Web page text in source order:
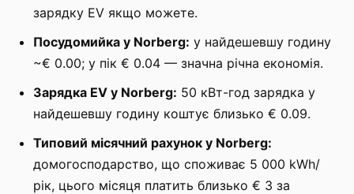
зарядку EV якщо можете.
Посудомийка у Norberg: у найдешевшу годину
~€ 0.00; у пік € 0.04 — значна річна економія.
Зарядка EV у Norberg: 50 кВт-год зарядка у
найдешевшу годину коштує близько € 0.09.
Типовий місячний рахунок у Norberg:
домогосподарство, що споживає 5 000 kWh/
рік, цього місяця платить близько € 3 за